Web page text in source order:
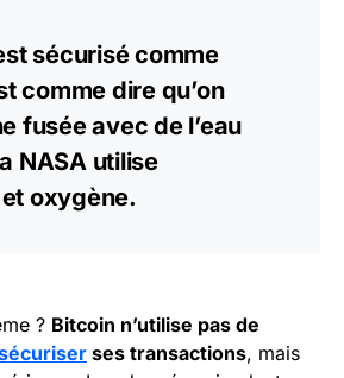
sécurisé comme
comme dire qu’on
fusée avec de l’eau
NASA utilise
oxygène.
? Bitcoin n’utilise pas de
ses transactions, mais